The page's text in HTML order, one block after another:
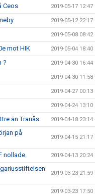
Ceos 2019-05-17 12:47
2019-05-12 22:17
2019-05-08 08:42
mot HIK 2019-05-04 18:40
? 2019-04-30 16:44
2019-04-30 11:58
2019-04-27 00:13
2019-04-24 13:10
än Tranås 2019-04-18 23:14
på
2019-04-15 21:17
nollade. 2019-04-13 20:24
2019-03-23 21:59
2019-03-23 17:50